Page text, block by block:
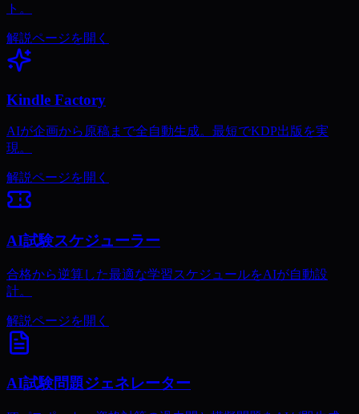
ト。
解説ページを開く
Kindle Factory
AIが企画から原稿まで全自動生成。最短でKDP出版を実
現。
解説ページを開く
AI試験スケジューラー
合格から逆算した最適な学習スケジュールをAIが自動設
計。
解説ページを開く
AI試験問題ジェネレーター